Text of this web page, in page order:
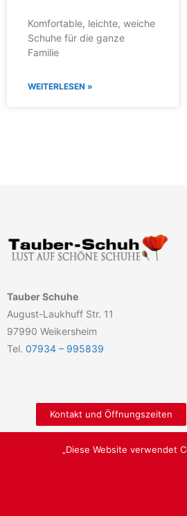
Komfortable, leichte, weiche
Schuhe für die ganze
Familie
WEITERLESEN »
Tauber Schuhe
August-Laukhuff Str. 11
97990 Weikersheim
Tel. 07934 – 995839
Kontakt und Öffnungszeiten
„Diese Website verwendet